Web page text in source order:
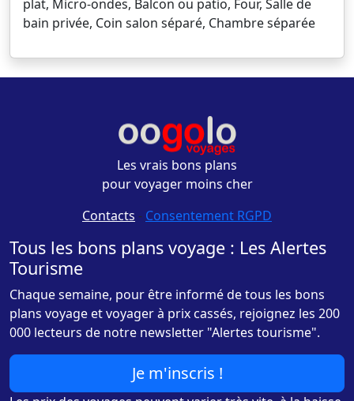
plat, Micro-ondes, Balcon ou patio, Four, Salle de
bain privée, Coin salon séparé, Chambre séparée
Les vrais bons plans
pour voyager moins cher
Contacts - Consentement RGPD
Tous les bons plans voyage : Les Alertes
Tourisme
Chaque semaine, pour être informé de tous les bons
plans voyage et voyager à prix cassés, rejoignez les 200
000 lecteurs de notre newsletter "Alertes tourisme".
Je m'inscris !